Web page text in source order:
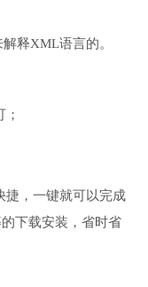
释XML语言的。
捷，一键就可以完成
下载安装，省时省